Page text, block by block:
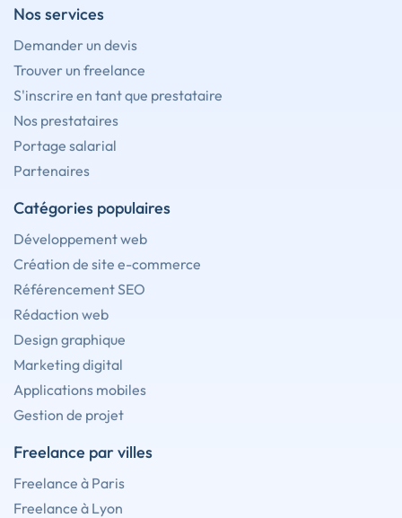
Nos services
Demander un devis
Trouver un freelance
S'inscrire en tant que prestataire
Nos prestataires
Portage salarial
Partenaires
Catégories populaires
Développement web
Création de site e-commerce
Référencement SEO
Rédaction web
Design graphique
Marketing digital
Applications mobiles
Gestion de projet
Freelance par villes
Freelance à Paris
Freelance à Lyon